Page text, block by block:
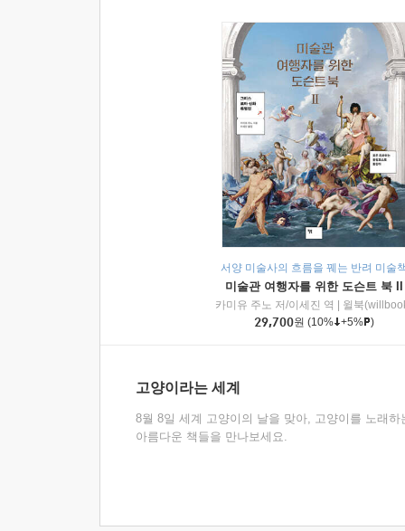
서양 미술사의 흐름을 꿰는 반려 미술
미술관 여행자를 위한 도슨트 북 II
카미유 주노 저/이세진 역
윌북
29,700원 (10% +5% )
고양이라는 세계
8월 8일 세계 고양이의 날을 맞아, 고양이를 노래하
아름다운 책들을 만나보세요.